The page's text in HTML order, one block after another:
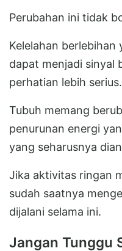
Perubahan ini tidak
Kelelahan
dapat menjadi sinyal
perhatian lebih serius.
Tubuh memang
penurunan energi
yang seharusnya
Jika aktivitas ringan
sudah saatnya
dijalani selama ini.
Jangan Tunggu